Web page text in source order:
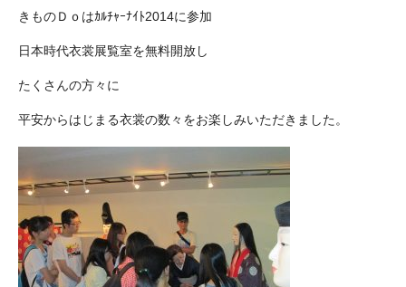
きものＤｏはｶﾙﾁｬｰﾅｲﾄ2014に参加
日本時代衣裳展覧室を無料開放し
たくさんの方々に
平安からはじまる衣裳の数々をお楽しみいただきました。